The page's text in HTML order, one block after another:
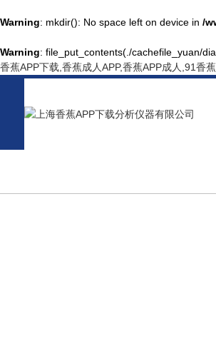
Warning: mkdir(): No space left on device in /
Warning: file_put_contents(./cachefile_yuan/
香蕉APP下载,香蕉成人APP,香蕉APP成人,91香